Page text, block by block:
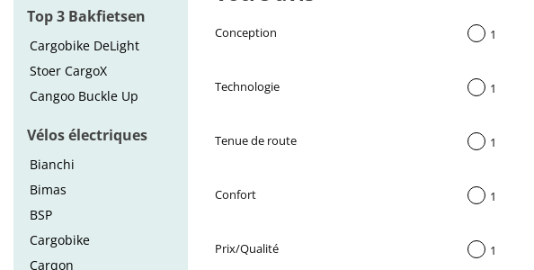
Top 3 Bakfietsen
Cargobike DeLight
Stoer CargoX
Cangoo Buckle Up
Vélos électriques
Bianchi
Bimas
BSP
Cargobike
Carqon
Conception 1
Technologie 1
Tenue de route 1
Confort 1
Prix/Qualité 1